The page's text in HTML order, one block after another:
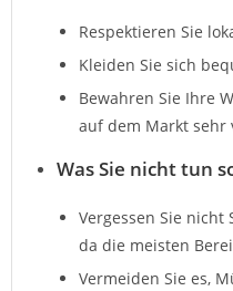
Respektieren Sie
Kleiden Sie sich
Bewahren Sie Ihre
auf dem Markt sehr
Was Sie nicht tun
Vergessen Sie
da die meisten
Vermeiden Sie es,